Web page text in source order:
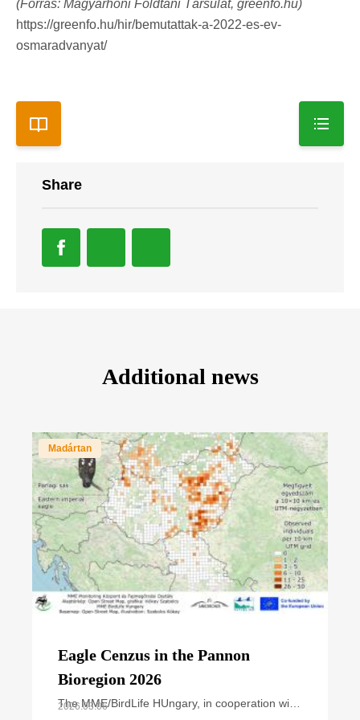
(Forrás: Magyarhoni Földtani Társulat, greenfo.hu)
https://greenfo.hu/hir/bemutattak-a-2022-es-ev-
osmaradvanyat/
Share
Additional news
Madártan
Eagle Cenzus in the Pannon
Bioregion 2026
The MME/BirdLife HUngary, in cooperation with
2026.03.06